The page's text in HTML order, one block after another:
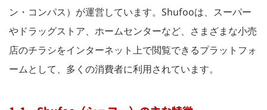
ン・コンパス）が運営しています。Shufooは、スーパー
やドラッグストア、ホームセンターなど、さまざまな小売
店のチラシをインターネット上で閲覧できるプラットフォ
ームとして、多くの消費者に利用されています。